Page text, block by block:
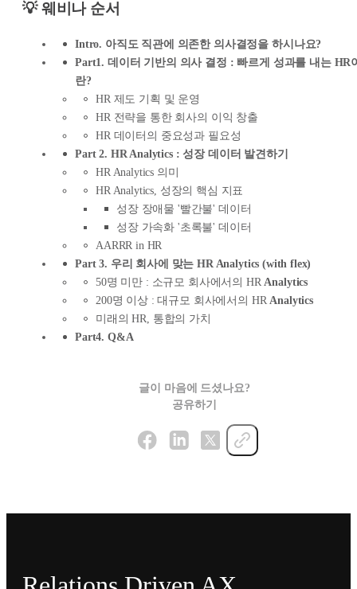
💡 웨비나 순서
Intro. 아직도 직관에 의존한 의사결정을 하시나요?
Part1. 데이터 기반의 의사 결정 : 빠르게 성과를 내는 HR
란?
HR 제도 기획 및 운영
HR 전략을 통한 회사의 이익 창출
HR 데이터의 중요성과 필요성
Part 2. HR Analytics : 성장 데이터 발견하기
HR Analytics 의미
HR Analytics, 성장의 핵심 지표
성장 장애물 '빨간불' 데이터
성장 가속화 '초록불' 데이터
AARRR in HR
Part 3. 우리 회사에 맞는 HR Analytics (with flex)
50명 미만 : 소규모 회사에서의 HR Analytics
200명 이상 : 대규모 회사에서의 HR Analytics
미래의 HR, 통합의 가치
Part4. Q&A
글이 마음에 드셨나요?
공유하기